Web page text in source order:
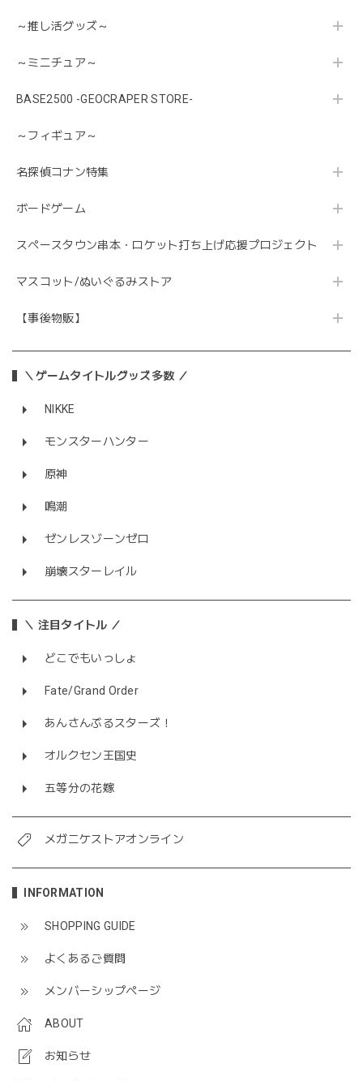
～推し活グッズ～
～ミニチュア～
BASE2500 -GEOCRAPER STORE-
～フィギュア～
名探偵コナン特集
ボードゲーム
スペースタウン串本・ロケット打ち上げ応援プロジェクト
マスコット/ぬいぐるみストア
【事後物販】
＼ゲームタイトルグッズ多数 ／
NIKKE
モンスターハンター
原神
鳴潮
ゼンレスゾーンゼロ
崩壊スターレイル
＼ 注目タイトル ／
どこでもいっしょ
Fate/Grand Order
あんさんぶるスターズ！
オルクセン王国史
五等分の花嫁
メガニケストアオンライン
INFORMATION
SHOPPING GUIDE
よくあるご質問
メンバーシップページ
ABOUT
お知らせ